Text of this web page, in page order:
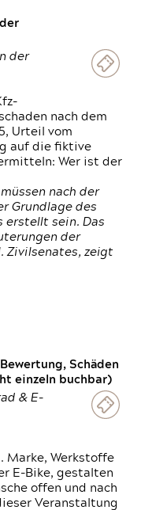
der
nach dem
Urteil vom
auf die fiktive
Wer ist der
nach der
Grundlage des
erstellt sein. Das
der
Zivilsenates, zeigt
Schäden
einzeln buchbar)
& E-
Marke, Werkstoffe
E-Bike, gestalten
offen und nach
Veranstaltung